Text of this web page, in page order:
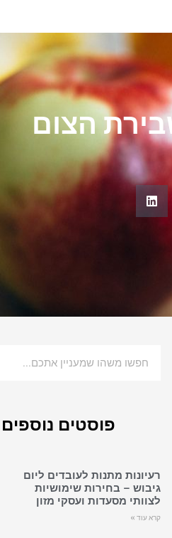
פוסטים נוספים
רעיונות מתנות לעובדים ליום
גיבוש – בחירות שימושיות
לצוותי מסעדות ועסקי מזון
קרא עוד »